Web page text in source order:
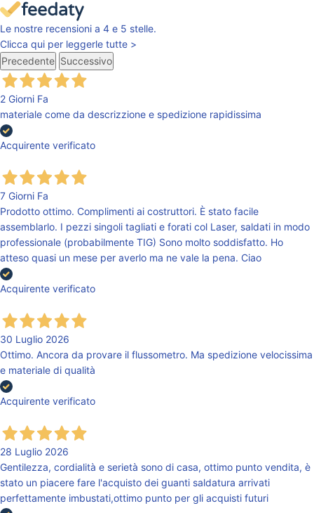
Le nostre recensioni a 4 e 5 stelle.
Clicca qui per leggerle tutte >
Precedente Successivo
2 Giorni Fa
materiale come da descrizzione e spedizione rapidissima
Acquirente verificato
7 Giorni Fa
Prodotto ottimo. Complimenti ai costruttori. È stato facile
assemblarlo. I pezzi singoli tagliati e forati col Laser, saldati in modo
professionale (probabilmente TIG) Sono molto soddisfatto. Ho
atteso quasi un mese per averlo ma ne vale la pena. Ciao
Acquirente verificato
30 Luglio 2026
Ottimo. Ancora da provare il flussometro. Ma spedizione velocissima
e materiale di qualità
Acquirente verificato
28 Luglio 2026
Gentilezza, cordialità e serietà sono di casa, ottimo punto vendita, è
stato un piacere fare l'acquisto dei guanti saldatura arrivati
perfettamente imbustati,ottimo punto per gli acquisti futuri